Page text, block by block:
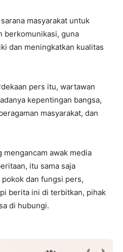
masyarakat untuk
berkomunikasi, guna
dan meningkatkan kualitas
pers itu, wartawan
kepentingan bangsa,
masyarakat, dan
mengancam awak media
itu sama saja
dan fungsi pers,
berita ini di terbitkan, pihak
di hubungi.